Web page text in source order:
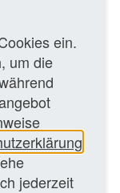
ein.
um die
jederzeit